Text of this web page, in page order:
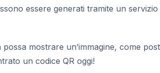
essere generati tramite un servizio
mostrare un’immagine, come
un codice QR oggi!